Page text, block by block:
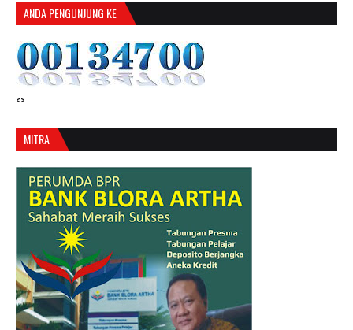
ANDA PENGUNJUNG KE
<>
MITRA